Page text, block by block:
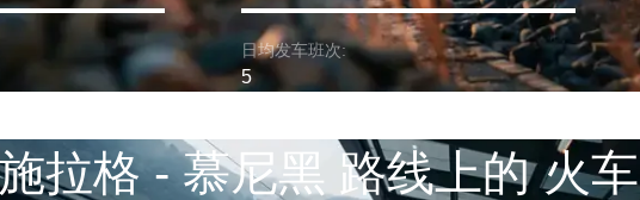
日均发车班次:
5
拉格 - 慕尼黑 路线上的 火车